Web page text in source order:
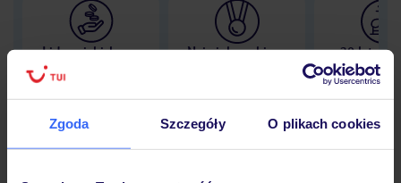
Zgoda Szczegóły O plikach cookies
Lider niskich cen
Największe biuro
30 lat w